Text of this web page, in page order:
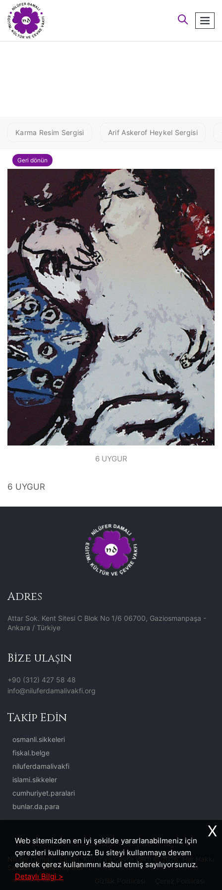
arayın
Karma Resim Sergisi Arif Askerof Heykel Sergisi
Geri dönün
6 UYGUR
6 UYGUR
Adres
Attar Sok. Kent Sitesi C Blok No 1/6 06700, Gaziosmanpaşa -
Ankara / Türkiye
Bize ulaşın
+90 (312) 427 58 48
info@niluferdamalivakfi.org
Takip Edin
osmanli.sikkeleri
fiskal.belge
niluferdamalivakfi
islami.sikkeler
cumhuriyet.paralari
bunlar.da.para
Nilüfer Damalı - Eğitim, Kültür ve Çevre Vakfı © 2026. Her Hakkı
Saklıdır. | Site:İkipixel
Web sitemizden en iyi şekilde yararlanabilmeniz için
çerezleri kullanıyoruz. Bu siteyi kullanmaya devam
ederek çerez kullanımını kabul etmiş sayılıyorsunuz.
Detaylı Bilgi >
X